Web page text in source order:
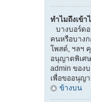
ทำไมถึงเข้า
บางบอร์ด
คนหรือบางก
โพสต์, ฯลฯ
อนุญาตพิเศ
admin ของ
เพื่อขออนุญ
ข้างบน